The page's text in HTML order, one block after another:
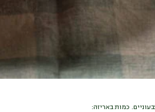
כמות באריזה: